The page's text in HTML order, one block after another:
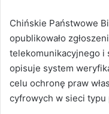
Chińskie Państwowe
opublikowało
telekomunikacyjnego i
opisuje system
celu ochronę praw
cyfrowych w sieci